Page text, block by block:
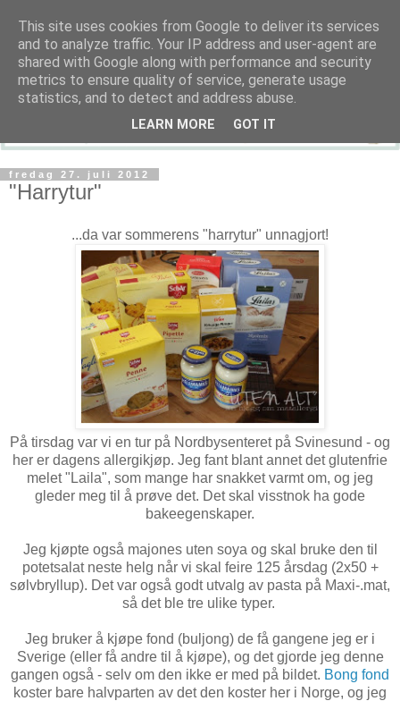
fredag 27. juli 2012
"Harrytur"
...da var sommerens "harrytur" unnagjort!
På tirsdag var vi en tur på Nordbysenteret på Svinesund - og
her er dagens allergikjøp. Jeg fant blant annet det glutenfrie
melet "Laila", som mange har snakket varmt om, og jeg
gleder meg til å prøve det. Det skal visstnok ha gode
bakeegenskaper.
Jeg kjøpte også majones uten soya og skal bruke den til
potetsalat neste helg når vi skal feire 125 årsdag (2x50 +
sølvbryllup). Det var også godt utvalg av pasta på Maxi-.mat,
så det ble tre ulike typer.
Jeg bruker å kjøpe fond (buljong) de få gangene jeg er i
Sverige (eller få andre til å kjøpe), og det gjorde jeg denne
gangen også - selv om den ikke er med på bildet. Bong fond
koster bare halvparten av det den koster her i Norge, og jeg
This site uses cookies from Google to deliver its services
and to analyze traffic. Your IP address and user-agent are
shared with Google along with performance and security
metrics to ensure quality of service, generate usage
statistics, and to detect and address abuse.
LEARN MORE GOT IT